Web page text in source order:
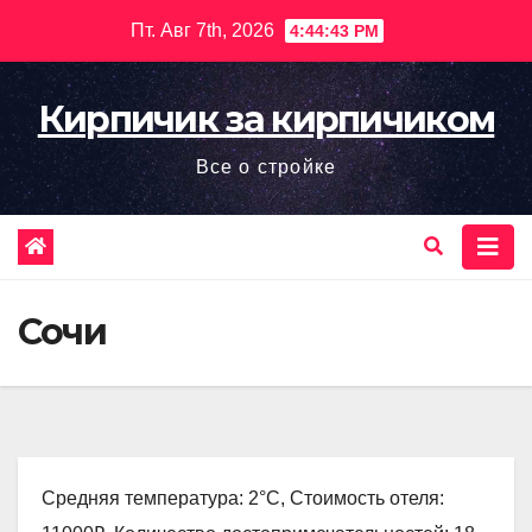
содержимому
Пт. Авг 7th, 2026 4:44:44 PM
Кирпичик за кирпичиком
Все о стройке
Сочи
Средняя температура: 2°C, Стоимость отеля: